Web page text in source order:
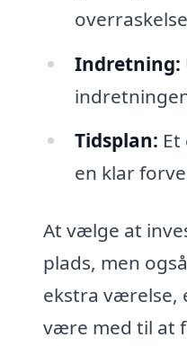
Indretning:
Tidsplan:
en klar
At vælge at
plads, men
ekstra værelse,
være med til at